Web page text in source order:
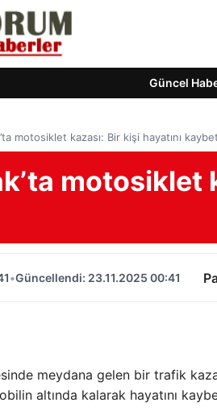
Güncel
motosiklet kazası: Bir kişi hayatını
motosiklet
•Güncellendi: 23.11.2025 00:41
meydana gelen bir trafik
altında kalarak hayatını